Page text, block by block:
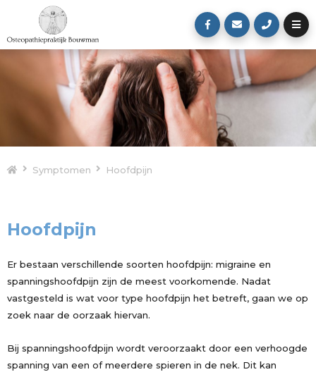
Symptomen Hoofdpijn
Hoofdpijn
Er bestaan verschillende soorten hoofdpijn: migraine en
spanningshoofdpijn zijn de meest voorkomende. Nadat
vastgesteld is wat voor type hoofdpijn het betreft, gaan we op
zoek naar de oorzaak hiervan.
Bij spanningshoofdpijn wordt veroorzaakt door een verhoogde
spanning van een of meerdere spieren in de nek. Dit kan